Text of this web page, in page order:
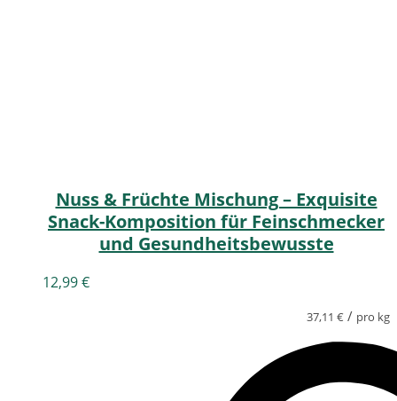
Nuss & Früchte Mischung – Exquisite
Snack-Komposition für Feinschmecker
und Gesundheitsbewusste
12,99€
37,11 € / pro kg